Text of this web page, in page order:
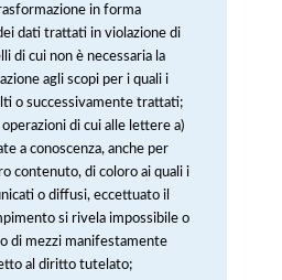
in forma
dati trattati in violazione di
di cui non è necessaria la
agli scopi per i quali i
o successivamente trattati;
di cui alle lettere a)
a conoscenza, anche per
contenuto, di coloro ai quali i
o diffusi, eccettuato il
si rivela impossibile o
di mezzi manifestamente
al diritto tutelato;